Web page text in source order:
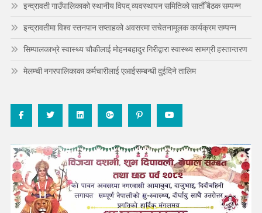
इन्द्रावती गाउँपालिकाको स्थानीय विपद् व्यवस्थापन समितिको सातौँ बैठक सम्पन्न
इन्द्रावतीमा विश्व स्तनपान सप्ताहको अवसरमा सचेतनामूलक कार्यक्रम सम्पन्न
सिम्पालकाभ्रे स्वास्थ्य चौकीलाई मोहनबहादुर गिरीद्वारा स्वास्थ्य सामग्री हस्तान्तरण
मेलम्ची नगरपालिकाका कर्मचारीलाई एआईसम्बन्धी दुईदिने तालिम